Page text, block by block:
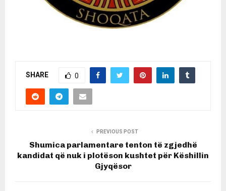
SHARE 0
PREVIOUS POST
Shumica parlamentare tenton të zgjedhë
kandidat që nuk i plotëson kushtet për Këshillin
Gjyqësor